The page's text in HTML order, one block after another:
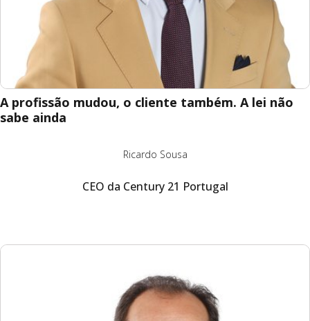
A profissão mudou, o cliente também. A lei não
sabe ainda
Ricardo Sousa
CEO da Century 21 Portugal